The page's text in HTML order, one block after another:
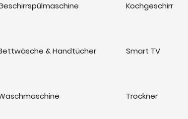
& Handtücher
Kochgeschirr
Smart TV
Trockner